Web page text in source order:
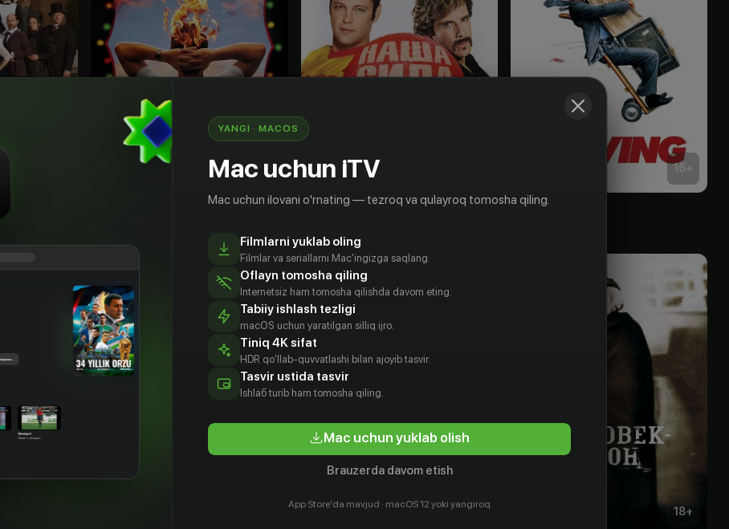
18+
Почище напалма Вышибалы
16+
Переезд
18+ 18+
YANGI · MACOS
Mac uchun iTV
Mac uchun ilovani o'rnating — tezroq va qulayroq tomosha qiling.
Filmlarni yuklab oling
Filmlar va seriallarni Mac'ingizga saqlang.
Oflayn tomosha qiling
Internetsiz ham tomosha qilishda davom eting.
Tabiiy ishlash tezligi
macOS uchun yaratilgan silliq ijro.
Tiniq 4K sifat
HDR qo'llab-quvvatlashi bilan ajoyib tasvir.
Tasvir ustida tasvir
Ishlаб turib ham tomosha qiling.
Mac uchun yuklab olish
Brauzerda davom etish
App Store'da mavjud · macOS 12 yoki yangiroq